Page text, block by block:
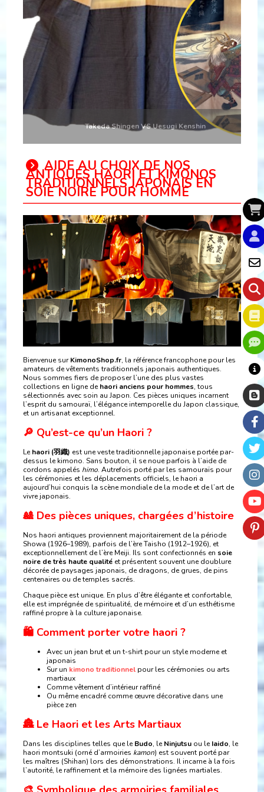
Takeda Shingen VS Uesugi Kenshin
AIDE AU CHOIX DE NOS
ANTIQUES HAORI ET KIMONOS
TRADITIONNELS JAPONAIS EN
SOIE NOIRE POUR HOMME
Bienvenue surKimonoShop.fr, la référence francophone pour les
amateurs de vêtements traditionnels japonais authentiques.
Nous sommes fiers de proposer l’une des plus vastes
collections en ligne dehaori anciens pour hommes, tous
sélectionnés avec soin au Japon. Ces pièces uniques incarnent
l’esprit du samouraï, l’élégance intemporelle du Japon classique,
et un artisanat exceptionnel.
🔎 Qu’est-ce qu’un Haori ?
Lehaori (羽織) est une veste traditionnelle japonaise portée par-
dessus le kimono. Sans bouton, il se noue parfois à l’aide de
cordons appelés himo. Autrefois porté par les samouraïs pour
les cérémonies et les déplacements officiels, le haori a
aujourd’hui conquis la scène mondiale de la mode et de l’art de
vivre japonais.
🎎 Des pièces uniques, chargées d’histoire
Nos haori antiques proviennent majoritairement de la période
Showa (1926–1989), parfois de l’ère Taisho (1912–1926), et
exceptionnellement de l’ère Meiji. Ils sont confectionnés en soie
noire de très haute qualité et présentent souvent une doublure
décorée de paysages japonais, de dragons, de grues, de pins
centenaires ou de temples sacrés.
Chaque pièce est unique. En plus d’être élégante et confortable,
elle est imprégnée de spiritualité, de mémoire et d’un esthétisme
raffiné propre à la culture japonaise.
🛍️ Comment porter votre haori ?
Avec un jean brut et un t-shirt pour un style moderne et
japonais
Sur un kimono traditionnel pour les cérémonies ou arts
martiaux
Comme vêtement d’intérieur raffiné
Ou même encadré comme œuvre décorative dans une
pièce zen
🏯 Le Haori et les Arts Martiaux
Dans les disciplines telles que leBudo, leNinjutsu ou leIaido, le
haori montsuki (orné d’armoiries kamon) est souvent porté par
les maîtres (Shihan) lors des démonstrations. Il incarne à la fois
l’autorité, le raffinement et la mémoire des lignées martiales.